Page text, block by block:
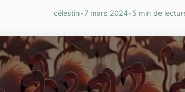
célestin•7 mars 2024•5 min de